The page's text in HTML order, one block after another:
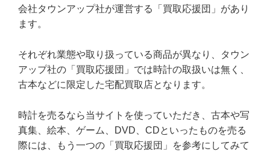
会社タウンアップ社が運営する「買取応援団」があり
ます。
それぞれ業態や取り扱っている商品が異なり、タウン
アップ社の「買取応援団」では時計の取扱いは無く、
古本などに限定した宅配買取店となります。
時計を売るなら当サイトを使っていただき、古本や写
真集、絵本、ゲーム、DVD、CDといったものを売る
際には、もう一つの「買取応援団」を参考にしてみて